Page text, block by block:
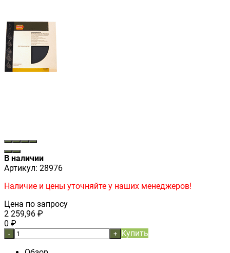
В наличии
Артикул: 28976
Наличие и цены уточняйте у наших менеджеров!
Цена по запросу
2 259,96 ₽
0 ₽
- + Купить